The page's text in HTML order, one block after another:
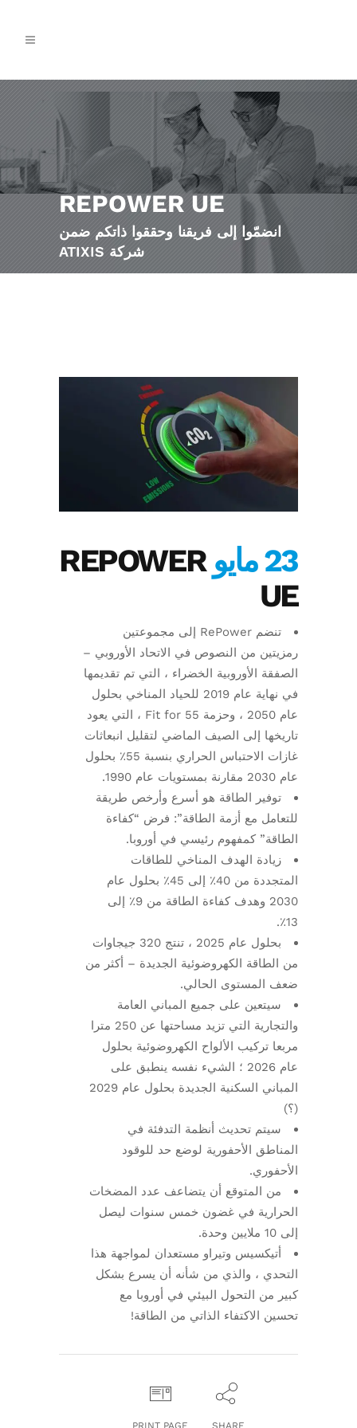
REPOWER UE
انضمّوا إلى فريقنا وحققوا ذاتكم ضمن
شركة ATIXIS
23 مايو
REPOWER
UE
تنضم RePower إلى مجموعتين
رمزيتين من النصوص في الاتحاد الأوروبي –
الصفقة الأوروبية الخضراء ، التي تم تقديمها
في نهاية عام 2019 للحياد المناخي بحلول
عام 2050 ، وحزمة Fit for 55 ، التي يعود
تاريخها إلى الصيف الماضي لتقليل انبعاثات
غازات الاحتباس الحراري بنسبة 55٪ بحلول
عام 2030 مقارنة بمستويات عام 1990.
توفير الطاقة هو أسرع وأرخص طريقة
للتعامل مع أزمة الطاقة”: فرض “كفاءة
الطاقة” كمفهوم رئيسي في أوروبا.
زيادة الهدف المناخي للطاقات
المتجددة من 40٪ إلى 45٪ بحلول عام
2030 وهدف كفاءة الطاقة من 9٪ إلى
13٪.
بحلول عام 2025 ، تنتج 320 جيجاوات
من الطاقة الكهروضوئية الجديدة – أكثر من
ضعف المستوى الحالي.
سيتعين على جميع المباني العامة
والتجارية التي تزيد مساحتها عن 250 مترا
مربعا تركيب الألواح الكهروضوئية بحلول
عام 2026 ؛ الشيء نفسه ينطبق على
المباني السكنية الجديدة بحلول عام 2029
(؟)
سيتم تحديث أنظمة التدفئة في
المناطق الأحفورية لوضع حد للوقود
الأحفوري.
من المتوقع أن يتضاعف عدد المضخات
الحرارية في غضون خمس سنوات ليصل
إلى 10 ملايين وحدة.
أتيكسيس وتيراو مستعدان لمواجهة هذا
التحدي ، والذي من شأنه أن يسرع بشكل
كبير من التحول البيئي في أوروبا مع
تحسين الاكتفاء الذاتي من الطاقة!
SHARE
PRINT PAGE